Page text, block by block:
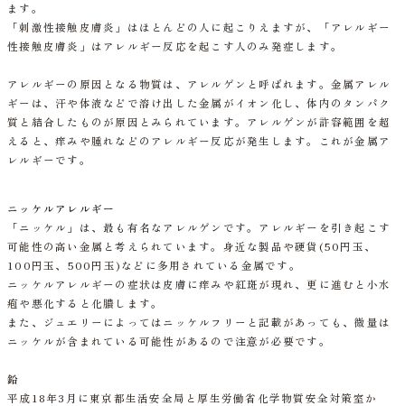
ます。
「刺激性接触皮膚炎」はほとんどの人に起こりえますが、「アレルギー
性接触皮膚炎」はアレルギー反応を起こす人のみ発症します。
アレルギーの原因となる物質は、アレルゲンと呼ばれます。金属アレル
ギーは、汗や体液などで溶け出した金属がイオン化し、体内のタンパク
質と結合したものが原因とみられています。アレルゲンが許容範囲を超
えると、痒みや腫れなどのアレルギー反応が発生します。これが金属ア
レルギーです。
ニッケルアレルギー
「ニッケル」は、最も有名なアレルゲンです。アレルギーを引き起こす
可能性の高い金属と考えられています。身近な製品や硬貨(50円玉、
100円玉、500円玉)などに多用されている金属です。
ニッケルアレルギーの症状は皮膚に痒みや紅斑が現れ、更に進むと小水
疱や悪化すると化膿します。
また、ジュエリーによってはニッケルフリーと記載があっても、微量は
ニッケルが含まれている可能性があるので注意が必要です。
鉛
平成18年3月に東京都生活安全局と厚生労働省化学物質安全対策室か